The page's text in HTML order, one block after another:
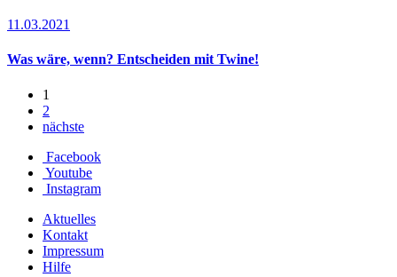
11.03.2021
Was wäre, wenn? Entscheiden mit Twine!
1
2
nächste
Facebook
Youtube
Instagram
Aktuelles
Kontakt
Impressum
Hilfe